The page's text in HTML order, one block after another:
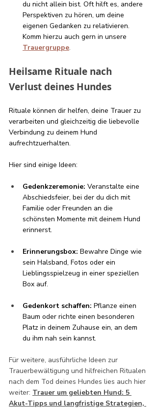
du nicht allein bist. Oft hilft es, andere
Perspektiven zu hören, um deine
eigenen Gedanken zu relativieren.
Komm hierzu auch gern in unsere
Trauergruppe.
Heilsame Rituale nach
Verlust deines Hundes
Rituale können dir helfen, deine Trauer zu
verarbeiten und gleichzeitig die liebevolle
Verbindung zu deinem Hund
aufrechtzuerhalten.
Hier sind einige Ideen:
Gedenkzeremonie: Veranstalte eine
Abschiedsfeier, bei der du dich mit
Familie oder Freunden an die
schönsten Momente mit deinem Hund
erinnerst.
Erinnerungsbox: Bewahre Dinge wie
sein Halsband, Fotos oder ein
Lieblingsspielzeug in einer speziellen
Box auf.
Gedenkort schaffen: Pflanze einen
Baum oder richte einen besonderen
Platz in deinem Zuhause ein, an dem
du ihm nah sein kannst.
Für weitere, ausführliche Ideen zur
Trauerbewältigung und hilfreichen Ritualen
nach dem Tod deines Hundes lies auch hier
weiter: Trauer um geliebten Hund: 5
Akut-Tipps und langfristige Strategien,